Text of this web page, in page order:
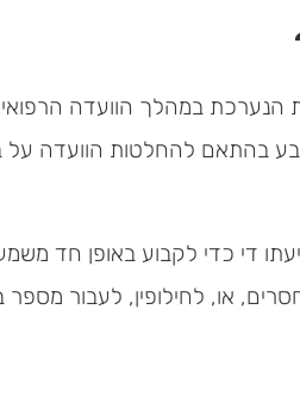
הנערכת במהלך הוועדה
בהתאם להחלטות הוועדה על
די כדי לקבוע באופן חד
או, לחילופין, לעבור